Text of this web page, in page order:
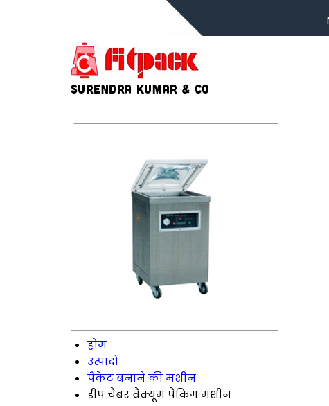
होम
उत्पादों
पैकेट बनाने की मशीन
डीप चैंबर वैक्यूम पैकिंग मशीन